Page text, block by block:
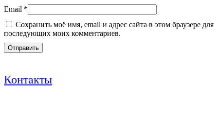
Email *
Сохранить моё имя, email и адрес сайта в этом браузере для
последующих моих комментариев.
Контакты